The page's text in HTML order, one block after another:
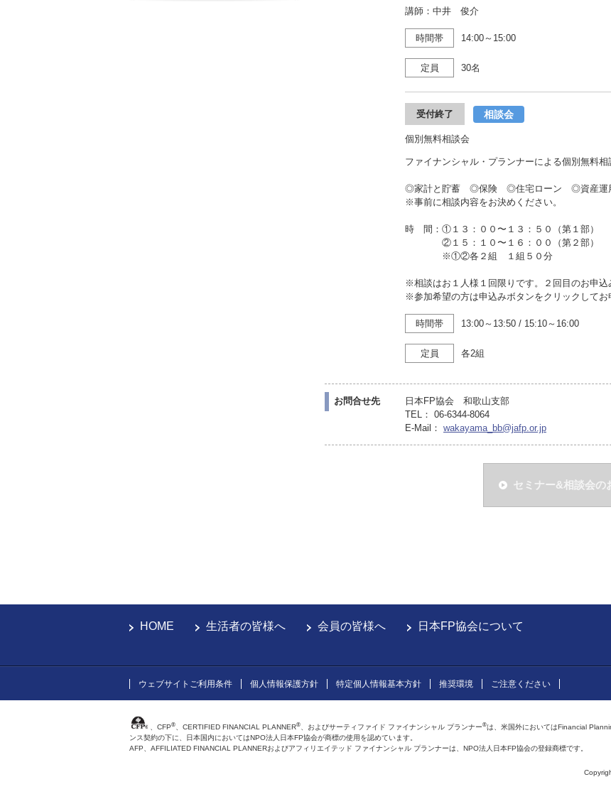
講師：中井 俊介
時間帯 14:00～15:00
定員 30名
受付終了 相談会
個別無料相談会
ファイナンシャル・プランナーによる個別無料相
◎家計と貯蓄 ◎保険 ◎住宅ローン ◎資産運
※事前に相談内容をお決めください。
時 間：①１３：００〜１３：５０（第１部）
②１５：１０〜１６：００（第２部）
※①②各２組 １組５０分
※相談はお１人様１回限りです。２回目のお申込
※参加希望の方は申込みボタンをクリックしてお
時間帯 13:00～13:50 / 15:10～16:00
定員 各2組
お問合せ先
日本FP協会 和歌山支部
TEL： 06-6344-8064
E-Mail： wakayama_bb@jafp.or.jp
セミナー&相談会の
HOME 生活者の皆様へ 会員の皆様へ 日本FP協会について
ウェブサイトご利用条件 個人情報保護方針 特定個人情報基本方針 推奨環境 ご注意ください
、CFP® 、CERTIFIED FINANCIAL PLANNER® 、およびサーティファイド ファイナンシャル プランナー®は、米国外においてはFinancial
ンス契約の下に、日本国内においてはNPO法人日本FP協会が商標の使用を認めています。
AFP、AFFILIATED FINANCIAL PLANNERおよびアフィリエイテッド ファイナンシャル プランナーは、NPO法人日本FP協会の登録商標です。